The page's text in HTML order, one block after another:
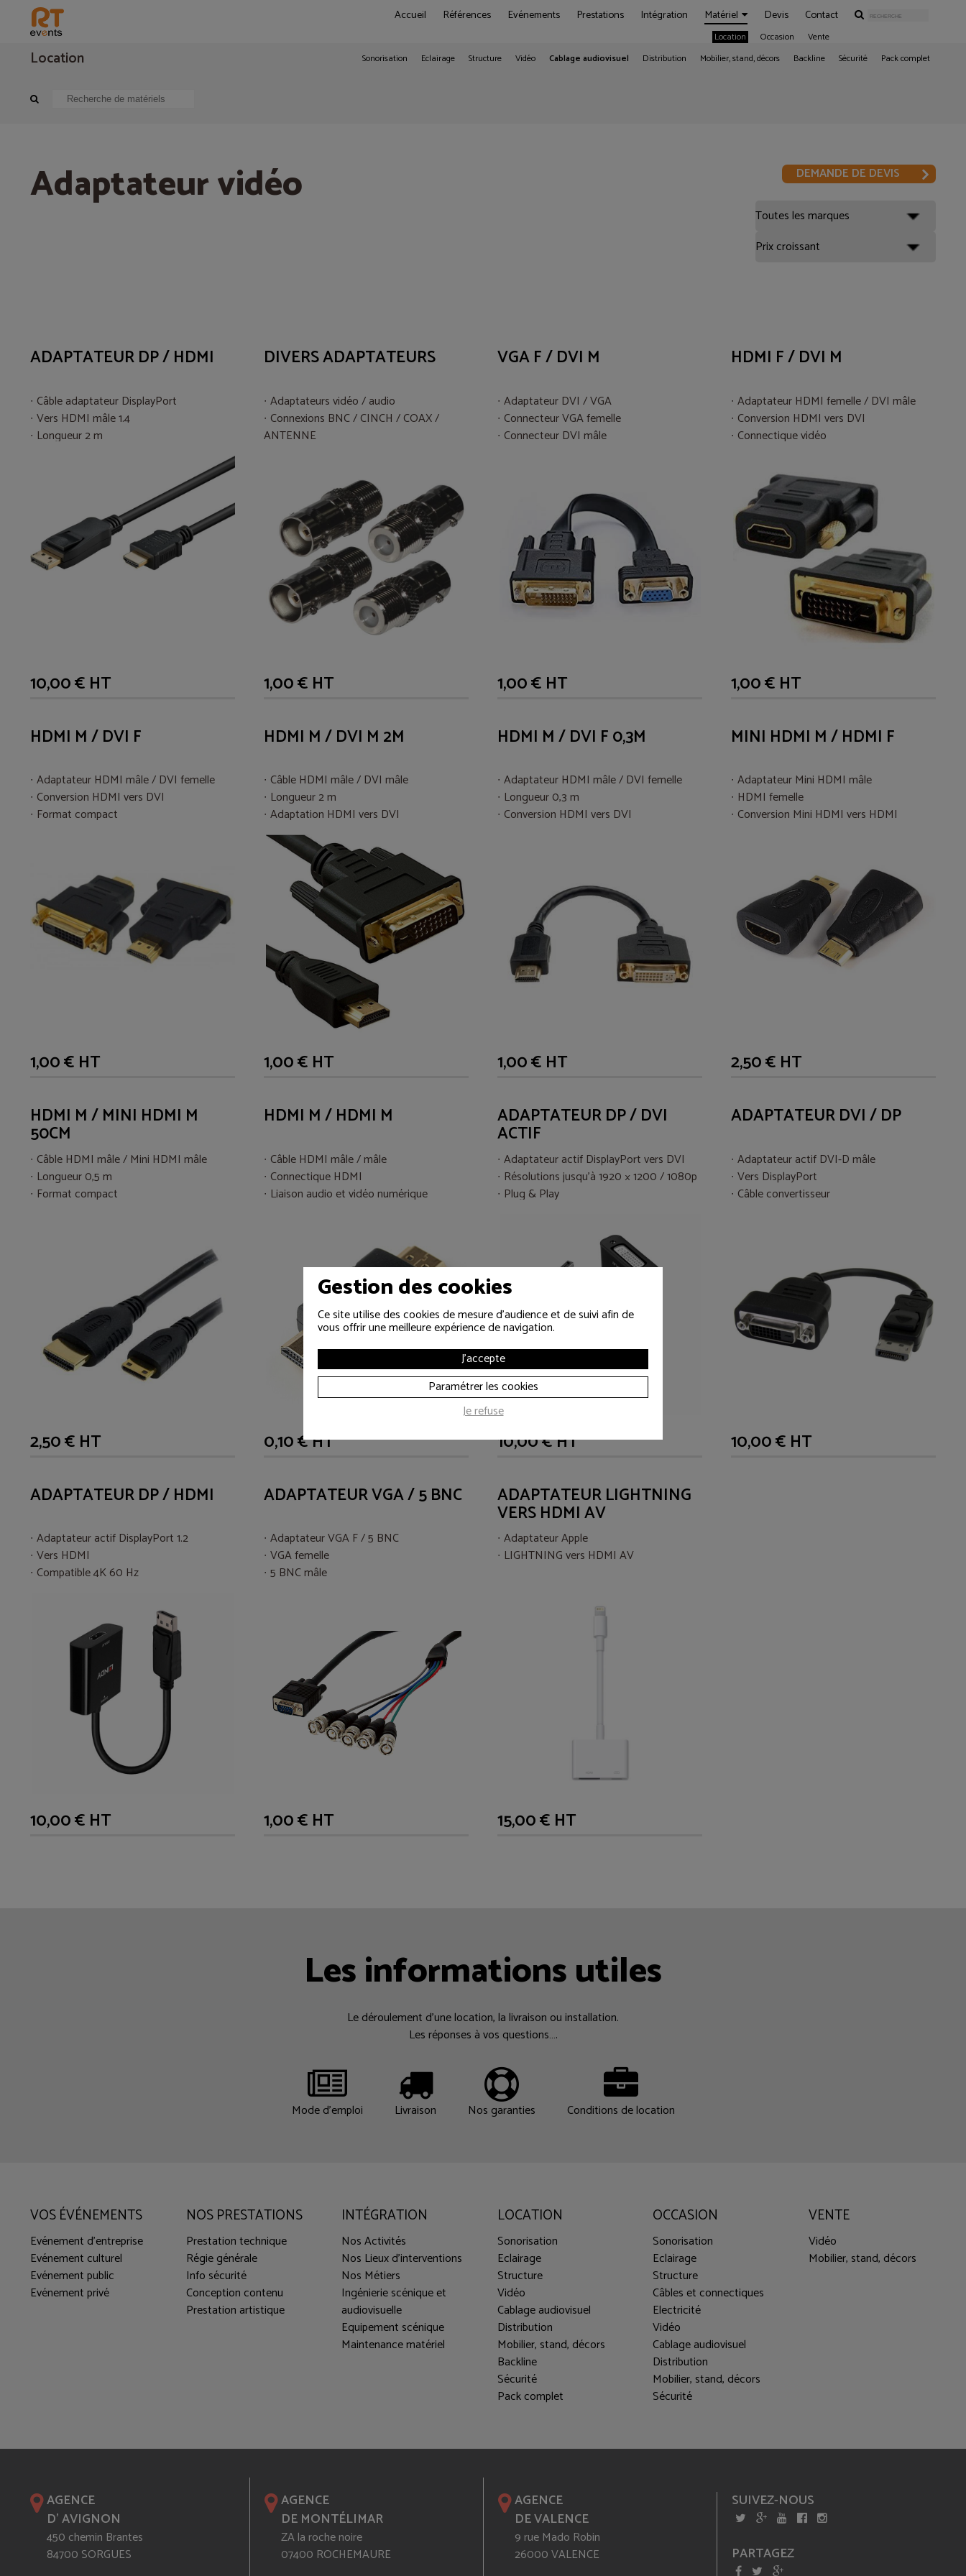
Accueil Références Evénements Prestations Intégration Matériel
Location Occasion Vente
Devis Contact
Location Sonorisation Eclairage Structure Vidéo Cablage audiovisuel Distribution Mobilier, stand, décors Backline Sécurité Pack complet
Cablage audiovisuel Cablage vidéo
Adaptateur vidéo DEMANDE DE DEVIS
ADAPTATEUR DP / HDMI
Câble adaptateur DisplayPort
Vers HDMI mâle 1.4
Longueur 2 m
10,00 € HT
DIVERS ADAPTATEURS
Adaptateurs vidéo / audio
Connexions BNC / CINCH / COAX /
ANTENNE
1,00 € HT
VGA F / DVI M
Adaptateur DVI / VGA
Connecteur VGA femelle
Connecteur DVI mâle
1,00 € HT
HDMI F / DVI M
Adaptateur HDMI femelle / DVI mâle
Conversion HDMI vers DVI
Connectique vidéo
1,00 € HT
HDMI M / DVI F
Adaptateur HDMI mâle / DVI femelle
Conversion HDMI vers DVI
Format compact
1,00 € HT
HDMI M / DVI M 2M
Câble HDMI mâle / DVI mâle
Longueur 2 m
Adaptation HDMI vers DVI
1,00 € HT
HDMI M / DVI F 0,3M
Adaptateur HDMI mâle / DVI femelle
Longueur 0,3 m
Conversion HDMI vers DVI
1,00 € HT
MINI HDMI M / HDMI F
Adaptateur Mini HDMI mâle
HDMI femelle
Conversion Mini HDMI vers HDMI
2,50 € HT
HDMI M / MINI HDMI M
50CM
Câble HDMI mâle / Mini HDMI mâle
Longueur 0,5 m
Format compact
2,50 € HT
HDMI M / HDMI M
Câble HDMI mâle / mâle
Connectique HDMI
Liaison audio et vidéo numérique
0,10 € HT
ADAPTATEUR DP / DVI
ACTIF
Adaptateur actif DisplayPort vers DVI
Résolutions jusqu’à 1920 × 1200 / 1080p
Plug & Play
10,00 € HT
ADAPTATEUR DVI / DP
Adaptateur actif DVI-D mâle
Vers DisplayPort
Câble convertisseur
10,00 € HT
ADAPTATEUR DP / HDMI
Adaptateur actif DisplayPort 1.2
Vers HDMI
Compatible 4K 60 Hz
10,00 € HT
ADAPTATEUR VGA / 5 BNC
Adaptateur VGA F / 5 BNC
VGA femelle
5 BNC mâle
1,00 € HT
ADAPTATEUR LIGHTNING
VERS HDMI AV
Adaptateur Apple
LIGHTNING vers HDMI AV
15,00 € HT
Les informations utiles
Le déroulement d’une location, la livraison ou installation.
Les réponses à vos questions….
Mode d'emploi Livraison Nos garanties Conditions de location
VOS ÉVÉNEMENTS
Evénement d'entreprise
Evénement culturel
Evénement public
Evénement privé
NOS PRESTATIONS
Prestation technique
Régie générale
Info sécurité
Conception contenu
Prestation artistique
INTÉGRATION
Nos Activités
Nos Lieux d'interventions
Nos Métiers
Ingénierie scénique et
audiovisuelle
Equipement scénique
Maintenance matériel
LOCATION
Sonorisation
Eclairage
Structure
Vidéo
Cablage audiovisuel
Distribution
Mobilier, stand, décors
Backline
Sécurité
Pack complet
OCCASION
Sonorisation
Eclairage
Structure
Câbles et connectiques
Electricité
Vidéo
Cablage audiovisuel
Distribution
Mobilier, stand, décors
Sécurité
VENTE
Vidéo
Mobilier, stand, décors
AGENCE
D' AVIGNON
450 chemin Brantes
84700 SORGUES
AGENCE
DE MONTÉLIMAR
ZA la roche noire
07400 ROCHEMAURE
AGENCE
DE VALENCE
9 rue Mado Robin
26000 VALENCE
SUIVEZ-NOUS
PARTAGEZ
Gestion des cookies
Ce site utilise des cookies de mesure d'audience et de suivi afin de
vous offrir une meilleure expérience de navigation.
J'accepte
Paramétrer les cookies
Je refuse